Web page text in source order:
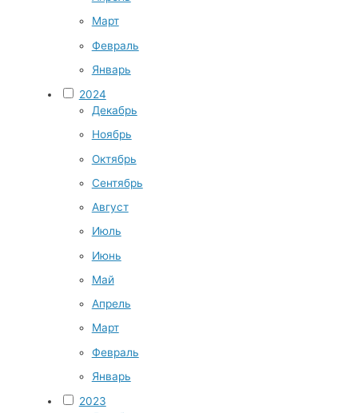
Март
Февраль
Январь
2024
Декабрь
Ноябрь
Октябрь
Сентябрь
Август
Июль
Июнь
Май
Апрель
Март
Февраль
Январь
2023